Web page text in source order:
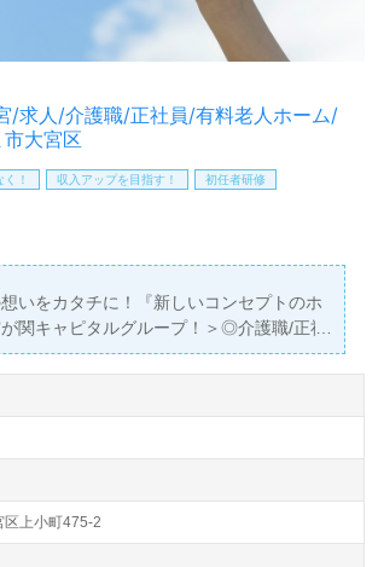
/求人/介護職/正社員/有料老人ホーム/
大宮区
！ 収入アップを目指す！ 初任者研修
いをカタチに！『新しいコンセプトのホ
関キャピタルグループ！＞◎介護職/正社
～370,000円/賞与2回】＊初任者研修以上
＊『大宮駅』徒歩19分。
室/全室個室）『CLASWELL大宮』霞が
ープ/ KC-Welfare株式会社（本社：東京
運営です。東京都を中心にホスピス住
ム、訪問看護、訪問介護、障がい福祉サ
支援事業を展開されています。
区上小町475-2